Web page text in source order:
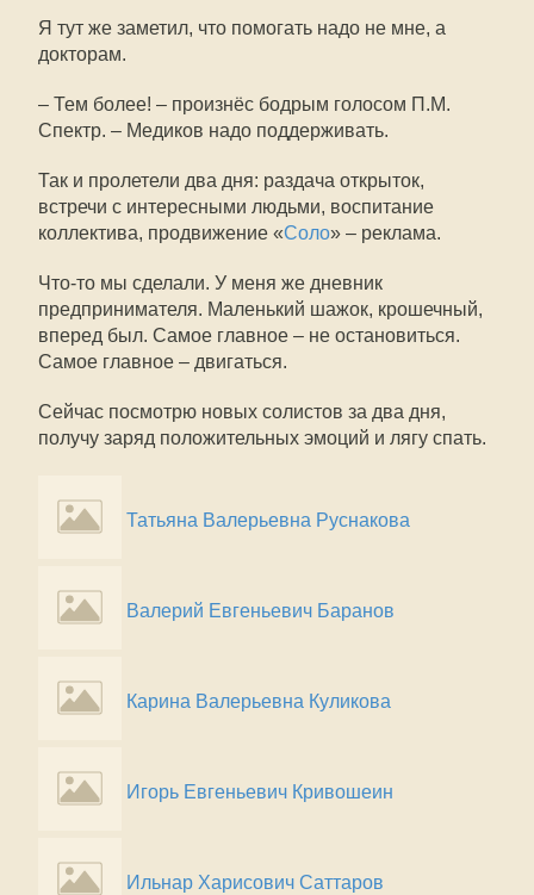
Я тут же заметил, что помогать надо не мне, а
докторам.
– Тем более! – произнёс бодрым голосом П.М.
Спектр. – Медиков надо поддерживать.
Так и пролетели два дня: раздача открыток,
встречи с интересными людьми, воспитание
коллектива, продвижение «Соло» – реклама.
Что-то мы сделали. У меня же дневник
предпринимателя. Маленький шажок, крошечный,
вперед был. Самое главное – не остановиться.
Самое главное – двигаться.
Сейчас посмотрю новых солистов за два дня,
получу заряд положительных эмоций и лягу спать.
Татьяна Валерьевна Руснакова
Валерий Евгеньевич Баранов
Карина Валерьевна Куликова
Игорь Евгеньевич Кривошеин
Ильнар Харисович Саттаров